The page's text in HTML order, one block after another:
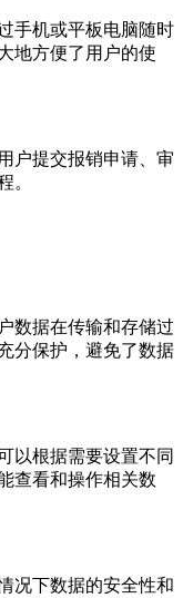
手机或平板电脑随时
地方便了用户的使
户提交报销申请、审
。
数据在传输和存储过
分保护，避免了数据
以根据需要设置不同
查看和操作相关数
况下数据的安全性和